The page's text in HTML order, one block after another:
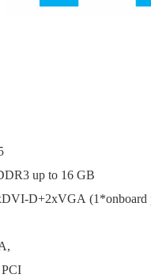
up to 16 GB
D+2xVGA (1*onboard